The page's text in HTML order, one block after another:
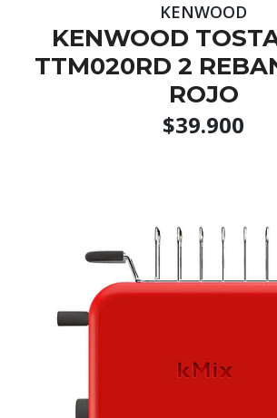
KENWOOD
KENWOOD
TTM020RD 2
ROJO
$39.900